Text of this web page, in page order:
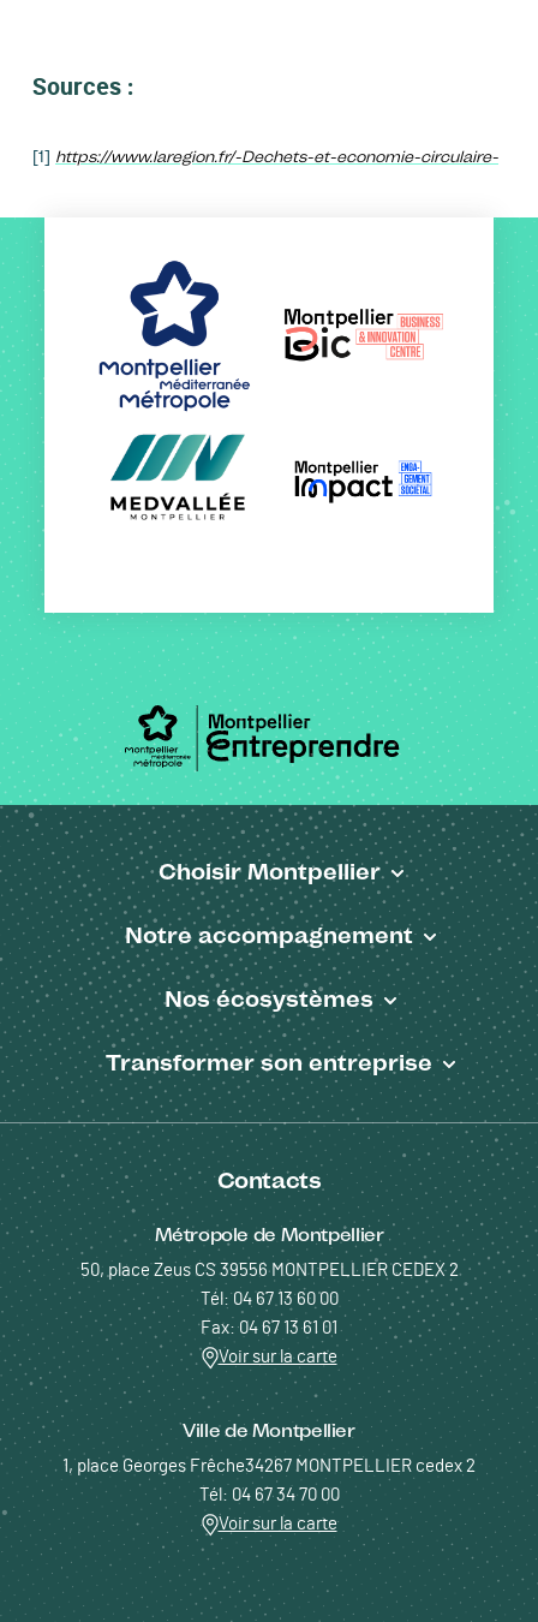
Sources :
[1] https://www.laregion.fr/-Dechets-et-economie-circulaire-
Pied de page
Choisir Montpellier
Notre accompagnement
Nos écosystèmes
Transformer son entreprise
Contacts
Métropole de Montpellier
50, place Zeus CS 39556 MONTPELLIER CEDEX 2
Tél: 04 67 13 60 00
Fax: 04 67 13 61 01
Voir sur la carte
Ville de Montpellier
1, place Georges Frêche34267 MONTPELLIER cedex 2
Tél: 04 67 34 70 00
Voir sur la carte